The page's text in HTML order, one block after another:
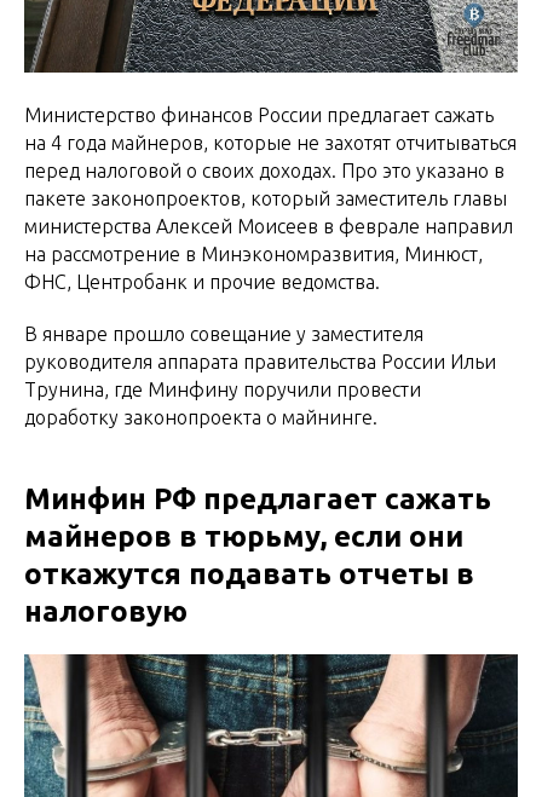
Министерство финансов России предлагает сажать
на 4 года майнеров, которые не захотят отчитываться
перед налоговой о своих доходах. Про это указано в
пакете законопроектов, который заместитель главы
министерства Алексей Моисеев в феврале направил
на рассмотрение в Минэкономразвития, Минюст,
ФНС, Центробанк и прочие ведомства.
В январе прошло совещание у заместителя
руководителя аппарата правительства России Ильи
Трунина, где Минфину поручили провести
доработку законопроекта о майнинге.
Минфин РФ предлагает сажать
майнеров в тюрьму, если они
откажутся подавать отчеты в
налоговую